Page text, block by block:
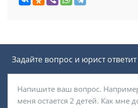
Задайте вопрос и юрист